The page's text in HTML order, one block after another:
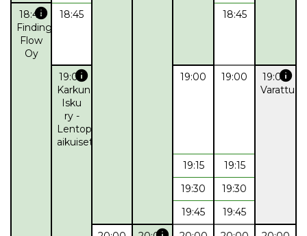
18:45info
Finding
Flow
Oy
18:45 18:45
19:00info
Karkun
Isku
ry -
Lentopallo,
aikuiset
19:00 19:00 19:00info
Varattu
19:15
19:15
19:30
19:30
19:45
19:45